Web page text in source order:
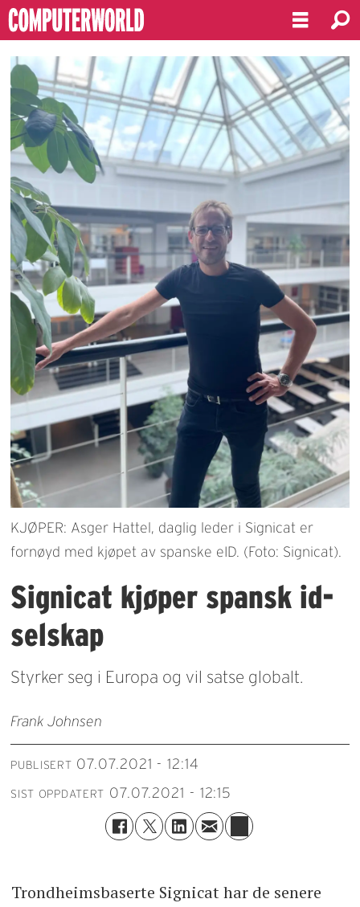
KJØPER: Asger Hattel, daglig leder i Signicat er
fornøyd med kjøpet av spanske eID. (Foto: Signicat).
Signicat kjøper spansk id-
selskap
Styrker seg i Europa og vil satse globalt.
Frank Johnsen
PUBLISERT 07.07.2021 - 12:14
SIST OPPDATERT 07.07.2021 - 12:15
Trondheimsbaserte Signicat har de senere